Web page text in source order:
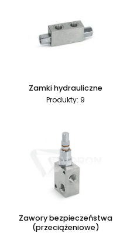
Zamki hydrauliczne
Produkty: 9
Zawory bezpieczeństwa
(przeciążeniowe)